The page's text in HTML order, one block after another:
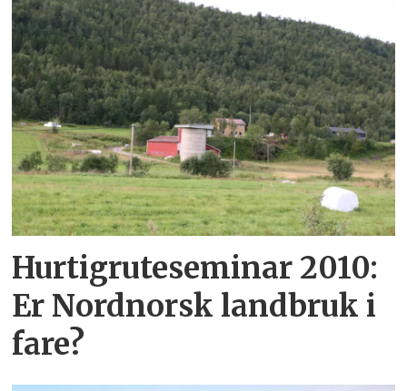
Hurtigruteseminar 2010:
Er Nordnorsk landbruk i
fare?